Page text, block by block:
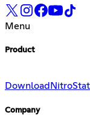
Menu
Product
Download Nitro
Company